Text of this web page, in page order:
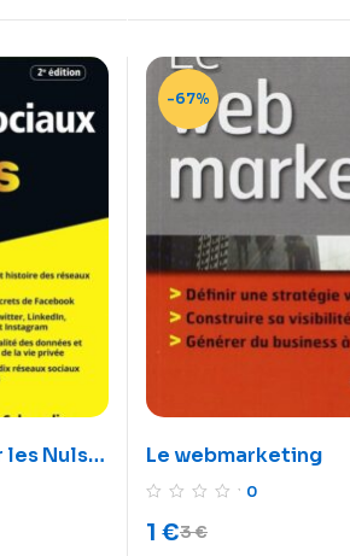
les Nuls
-67%
Le webmarketing
0
3€
1 €